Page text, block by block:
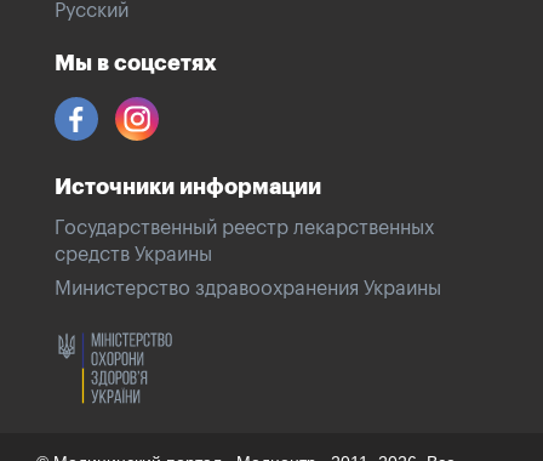
Русский
Мы в соцсетях
Источники информации
Государственный реестр лекарственных
средств Украины
Министерство здравоохранения Украины